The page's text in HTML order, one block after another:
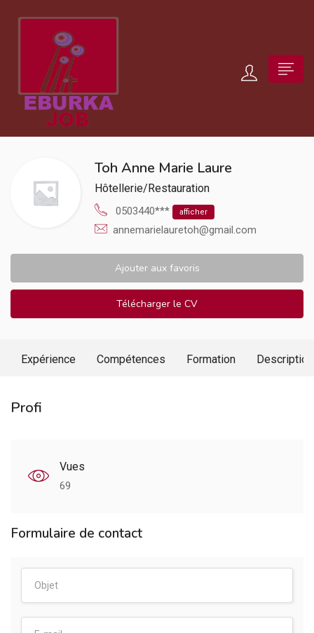
Toh Anne Marie Laure
Hôtellerie/Restauration
0503440*** afficher
annemarielauretoh@gmail.com
Ajouter aux favoris
Télécharger le CV
Expérience Compétences Formation Description
Profi
Vues
69
Formulaire de contact